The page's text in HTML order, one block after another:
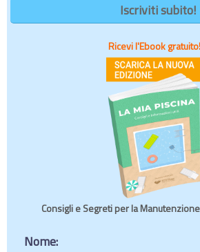
Iscriviti subito!
Ricevi l'Ebook gratuito!
Consigli e Segreti per la
Nome: